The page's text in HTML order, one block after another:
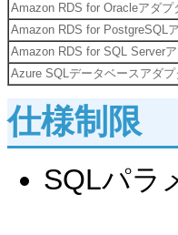
Amazon RDS for Oracleアダプ
Amazon RDS for PostgreSQL
Amazon RDS for SQL Server
Azure SQLデータベースアダプ
仕様制限
SQLパラ